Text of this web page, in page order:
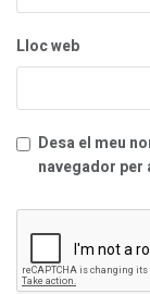
Lloc web
Desa el meu
navegador per